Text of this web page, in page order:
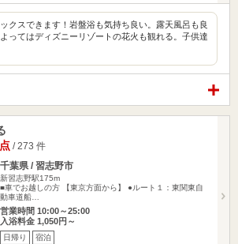
クスできます！岩盤浴も気持ち良い。露天風呂も良
ってはディズニーリゾートの花火も観れる。子供達
/ 273 件
千葉県 / 習志野市
新習志野駅175m
■車でお越しの方 【東京方面から】 ●ルート１：東関東自
動車道船…
営業時間 10:00～25:00
入浴料金 1,050円～
日帰り 宿泊